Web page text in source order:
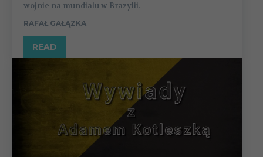
wojnie na mundialu w Brazylii.
RAFAŁ GAŁĄZKA
READ